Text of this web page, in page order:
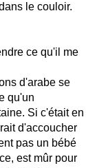
le couloir.
ce qu'il me
d'arabe se
qu'un
Si c'était en
d'accoucher
pas un bébé
est mûr pour